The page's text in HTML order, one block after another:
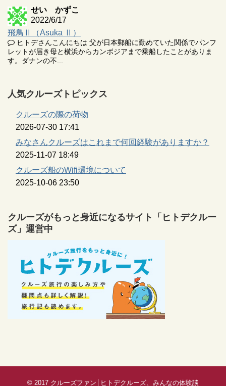
せい かずこ
2022/6/17
飛鳥Ⅱ（Asuka Ⅱ）
ヒトデさんこんにちは 父が日本郵船に勤めていた関係でパンフ
レットが届き母と横浜からカンボジアまで乗船したことがありま
す。ダナンの不...
人気クルーズトピックス
クルーズの際の荷物
2026-07-30 17:41
みなさんクルーズはこれまで何回経験がありますか？
2025-11-07 18:49
クルーズ船のWifi環境について
2025-10-06 23:50
クルーズがもっと身近になるサイト「ヒトデクルー
ズ」運営中
© 2017 クルーズファン│ヒトデクルーズ、みんなの体験談